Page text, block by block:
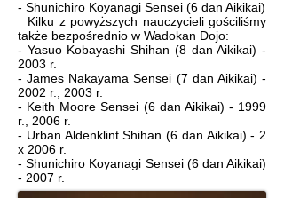
- Shunichiro Koyanagi Sensei (6 dan Aikikai)
Kilku z powyższych nauczycieli gościliśmy
także bezpośrednio w Wadokan Dojo:
- Yasuo Kobayashi Shihan (8 dan Aikikai) -
2003 r.
- James Nakayama Sensei (7 dan Aikikai) -
2002 r., 2003 r.
- Keith Moore Sensei (6 dan Aikikai) - 1999
r., 2006 r.
- Urban Aldenklint Shihan (6 dan Aikikai) - 2
x 2006 r.
- Shunichiro Koyanagi Sensei (6 dan Aikikai)
- 2007 r.